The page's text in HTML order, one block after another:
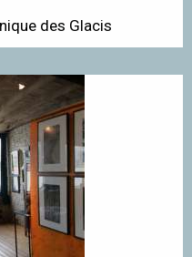
des Glacis